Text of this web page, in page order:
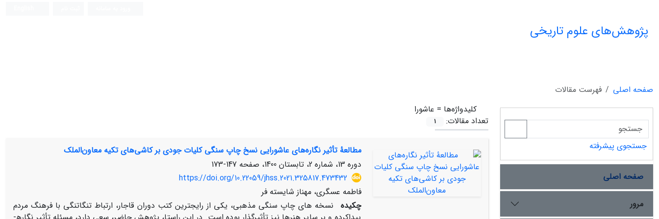
پژوهش‌های علوم تاریخی
صفحه اصلی
فهرست مقالات
کلیدواژه‌ها = عاشورا
تعداد مقالات:
1
مطالعۀ تأثیر نگاره‌های عاشورایی نسخ چاپ سنگی کلیات جودی بر کاشی‌های تکیه معاون‌الملک
دوره 13، شماره 2، تابستان 1400، صفحه
147-173
https://doi.org/10.22059/jhss.2021.325817.473432
فاطمه عسگری، مهناز شایسته فر
چکیده
نسخه­ های چاپ سنگی مذهبی، یکی از رایج­ترین کتب دوران قاجار، ارتباط تنگاتنگی با فرهنگ مردم
جستجوی پیشرفته
صفحه اصلی
مرور